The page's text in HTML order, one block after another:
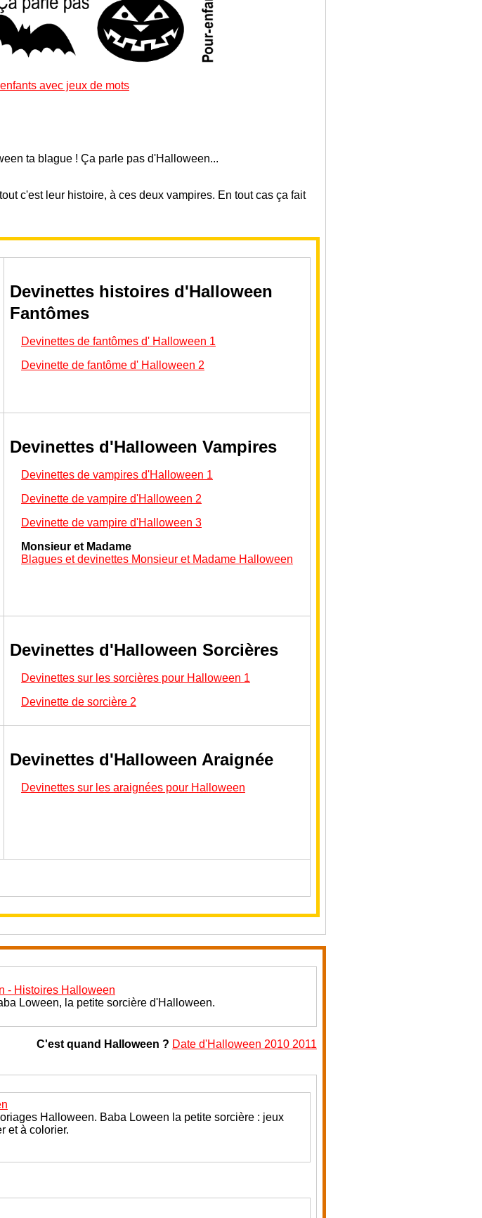
avec jeux de mots
ta blague ! Ça parle pas d'Halloween...
c'est leur histoire, à ces deux vampires. En tout cas ça fait
Devinettes histoires d'Halloween
Fantômes
Devinettes de fantômes d' Halloween 1
Devinette de fantôme d' Halloween 2
Devinettes d'Halloween Vampires
Devinettes de vampires d'Halloween 1
Devinette de vampire d'Halloween 2
Devinette de vampire d'Halloween 3
Monsieur et Madame
Blagues et devinettes Monsieur et Madame Halloween
Devinettes d'Halloween Sorcières
Devinettes sur les sorcières pour Halloween 1
Devinette de sorcière 2
Devinettes d'Halloween Araignée
Devinettes sur les araignées pour Halloween
- Histoires Halloween
Loween, la petite sorcière d'Halloween.
C'est quand Halloween ? Date d'Halloween 2010 2011
Halloween. Baba Loween la petite sorcière : jeux
et à colorier.